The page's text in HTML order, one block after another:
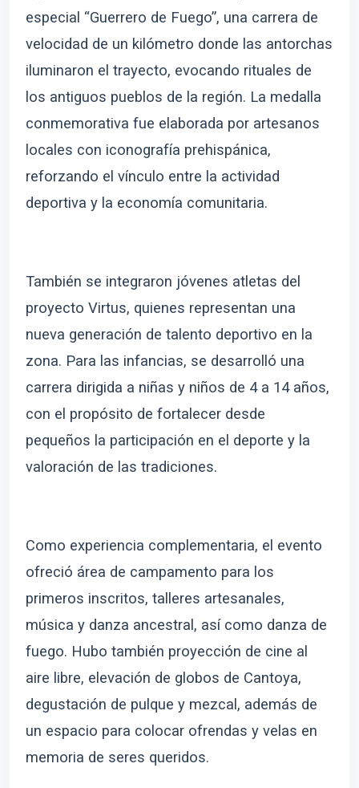
especial “Guerrero de Fuego”, una carrera de
velocidad de un kilómetro donde las antorchas
iluminaron el trayecto, evocando rituales de
los antiguos pueblos de la región. La medalla
conmemorativa fue elaborada por artesanos
locales con iconografía prehispánica,
reforzando el vínculo entre la actividad
deportiva y la economía comunitaria.
También se integraron jóvenes atletas del
proyecto Virtus, quienes representan una
nueva generación de talento deportivo en la
zona. Para las infancias, se desarrolló una
carrera dirigida a niñas y niños de 4 a 14 años,
con el propósito de fortalecer desde
pequeños la participación en el deporte y la
valoración de las tradiciones.
Como experiencia complementaria, el evento
ofreció área de campamento para los
primeros inscritos, talleres artesanales,
música y danza ancestral, así como danza de
fuego. Hubo también proyección de cine al
aire libre, elevación de globos de Cantoya,
degustación de pulque y mezcal, además de
un espacio para colocar ofrendas y velas en
memoria de seres queridos.